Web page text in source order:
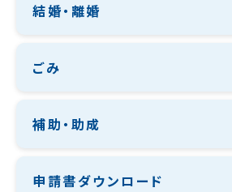
結婚・離婚
ごみ
補助・助成
申請書ダウンロード